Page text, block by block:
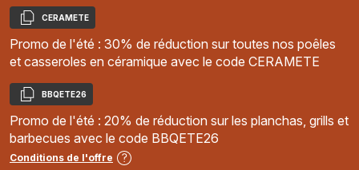
Copier
CERAMETE
Promo de l'été : 30% de réduction sur toutes nos poêles
et casseroles en céramique avec le code CERAMETE
Copier
BBQETE26
Promo de l'été : 20% de réduction sur les planchas, grills et
barbecues avec le code BBQETE26
Conditions de l'offre